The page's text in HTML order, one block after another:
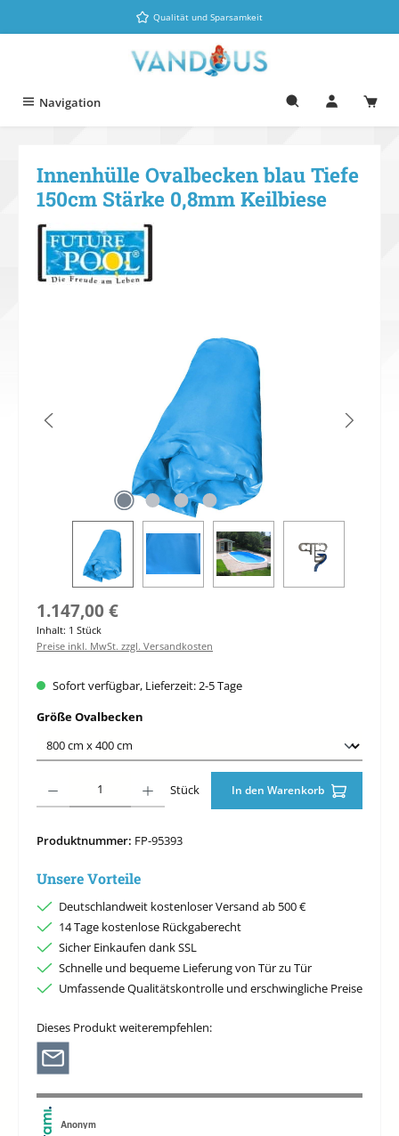
Zum Hauptinhalt springenQualität und Sparsamkeit
Navigation
Innenhülle Ovalbecken blau Tiefe
150cm Stärke 0,8mm Keilbiese
Regulärer Preis:
1.147,00 €
Inhalt: 1 Stück
Preise inkl. MwSt. zzgl. Versandkosten
Sofort verfügbar, Lieferzeit: 2-5 Tage
Größe Ovalbecken
Stück In den Warenkorb
Produktnummer: FP-95393
Unsere Vorteile
Deutschlandweit kostenloser Versand ab 500 €
14 Tage kostenlose Rückgaberecht
Sicher Einkaufen dank SSL
Schnelle und bequeme Lieferung von Tür zu Tür
Umfassende Qualitätskontrolle und erschwingliche Preise
Dieses Produkt weiterempfehlen: